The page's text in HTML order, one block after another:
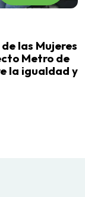
las Mujeres
Metro de
la igualdad y